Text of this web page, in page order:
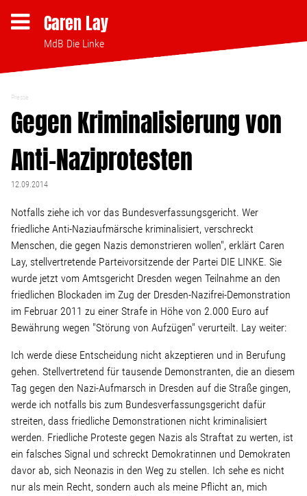
Caren Lay
MdB Die Linke
Themen
Bezahlbares Wohnen
Strukturwandel
Bodenpolitik
Linke Zukunftsdebatte
Sonstiges
Wahlkreis
Pressemitteilungen
Presse
Presse
Gegen Kriminalisierung von
Anti-Naziprotesten
12.09.2014
Notfalls ziehe ich vor das Bundesverfassungsgericht. Wer
friedliche Anti-Naziaufmärsche kriminalisiert, verschreckt
Menschen, die gegen Nazis demonstrieren wollen", erklärt Caren
Lay, stellvertretende Parteivorsitzende der Partei DIE LINKE. Sie
wurde jetzt vom Amtsgericht Dresden wegen Teilnahme an den
friedlichen Blockaden im Zug der Dresden-Nazifrei-Demonstration
im Februar 2011 zu einer Strafe in Höhe von 2.000 Euro auf
Bewährung wegen "Störung von Aufzügen" verurteilt. Lay weiter:
Ich werde diese Entscheidung nicht akzeptieren und in Berufung
gehen. Stellvertretend für tausende Demonstranten, die an diesem
Tag gegen den Nazi-Aufmarsch in Dresden auf die Straße gingen,
werde ich notfalls bis zum Bundesverfassungsgericht dafür
streiten, dass friedliche Demonstrationen nicht kriminalisiert
werden. Friedliche Proteste gegen Nazis als Straftat zu werten, ist
ein falsches Signal und schreckt Demokratinnen und Demokraten
davor ab, sich Neonazis in den Weg zu stellen. Ich sehe es nicht
nur als mein Recht, sondern auch als meine Pflicht an, mich